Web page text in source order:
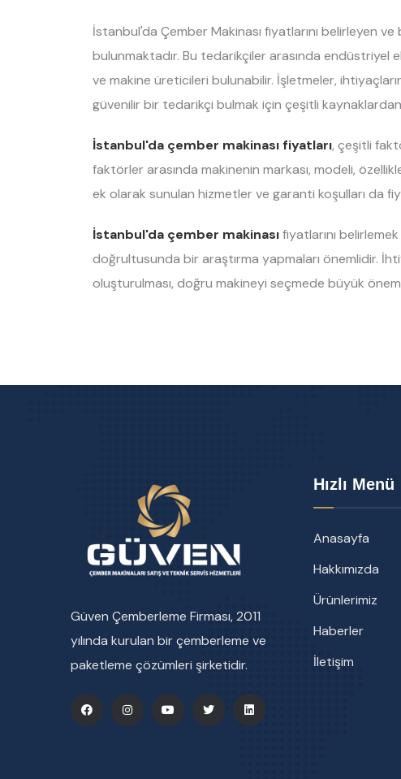
İstanbul'da Çember Makinası fiyatlarını belirleyen
bulunmaktadır. Bu tedarikçiler arasında endüstriyel
ve makine üreticileri bulunabilir. İşletmeler,
güvenilir bir tedarikçi bulmak için çeşitli
İstanbul'da çember makinası fiyatları, çeşitli
faktörler arasında makinenin markası, modeli,
ek olarak sunulan hizmetler ve garanti koşulları da
İstanbul'da çember makinasıfiyatlarını
doğrultusunda bir araştırma yapmaları önemlidir.
oluşturulması, doğru makineyi seçmede büyük önem
Güven Çemberleme Firması, 2011
yılında kurulan bir çemberleme ve
paketleme çözümleri şirketidir.
Hızlı Menü
Anasayfa
Hakkımızda
Ürünlerimiz
Haberler
İletişim